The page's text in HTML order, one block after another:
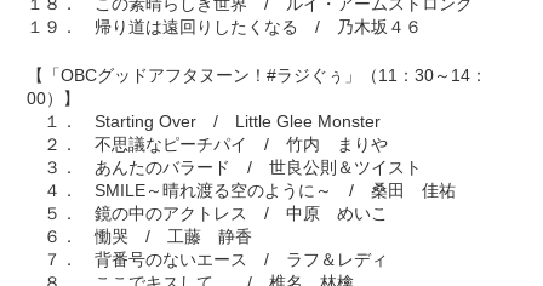
１８． この素晴らしき世界 / ルイ・アームストロング
１９． 帰り道は遠回りしたくなる / 乃木坂４６
【「OBCグッドアフタヌーン！#ラジぐぅ」（11：30～14：
00）】
１． Starting Over / Little Glee Monster
２． 不思議なピーチパイ / 竹内 まりや
３． あんたのバラード / 世良公則＆ツイスト
４． SMILE～晴れ渡る空のように～ / 桑田 佳祐
５． 鏡の中のアクトレス / 中原 めいこ
６． 慟哭 / 工藤 静香
７． 背番号のないエース / ラフ＆レディ